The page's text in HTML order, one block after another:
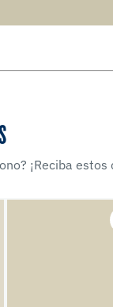
¡Reciba